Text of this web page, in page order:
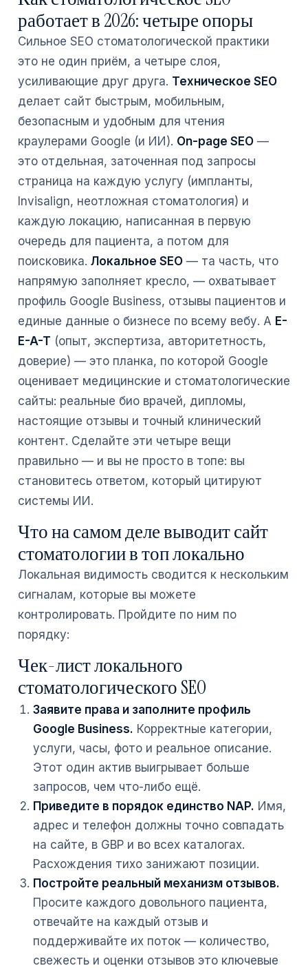
работает в 2026: четыре опоры
Сильное SEO стоматологической практики
это не один приём, а четыре слоя,
усиливающие друг друга. Техническое SEO
делает сайт быстрым, мобильным,
безопасным и удобным для чтения
краулерами Google (и ИИ). On-page SEO —
это отдельная, заточенная под запросы
страница на каждую услугу (импланты,
Invisalign, неотложная стоматология) и
каждую локацию, написанная в первую
очередь для пациента, а потом для
поисковика. Локальное SEO — та часть, что
напрямую заполняет кресло, — охватывает
профиль Google Business, отзывы пациентов и
единые данные о бизнесе по всему вебу. А E-
E-A-T (опыт, экспертиза, авторитетность,
доверие) — это планка, по которой Google
оценивает медицинские и стоматологические
сайты: реальные био врачей, дипломы,
настоящие отзывы и точный клинический
контент. Сделайте эти четыре вещи
правильно — и вы не просто в топе: вы
становитесь ответом, который цитируют
системы ИИ.
Что на самом деле выводит сайт
стоматологии в топ локально
Локальная видимость сводится к нескольким
сигналам, которые вы можете
контролировать. Пройдите по ним по
порядку:
Чек-лист локального
стоматологического SEO
Заявите права и заполните профиль
Google Business. Корректные категории,
услуги, часы, фото и реальное описание.
Этот один актив выигрывает больше
запросов, чем что-либо ещё.
Приведите в порядок единство NAP. Имя,
адрес и телефон должны точно совпадать
на сайте, в GBP и во всех каталогах.
Расхождения тихо занижают позиции.
Постройте реальный механизм отзывов.
Просите каждого довольного пациента,
отвечайте на каждый отзыв и
поддерживайте их поток — количество,
свежесть и оценки отзывов это ключевые